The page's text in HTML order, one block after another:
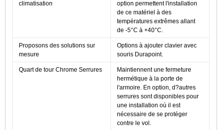
climatisation
option permettent l'installation
de ce matériel à des
températures extrêmes allant
de -5°C à +40°C.
Proposons des solutions sur
mesure
Options à ajouter clavier avec
souris Durapoint.
Quart de tour Chrome Serrures
Maintiennent une fermeture
hermétique à la porte de
l'armoire. En option, d?autres
serrures sont disponibles pour
une installation où il est
nécessaire de se protéger
contre le vol.